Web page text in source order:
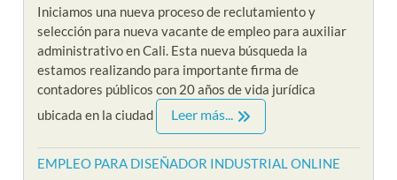
Iniciamos una nueva proceso de reclutamiento y
selección para nueva vacante de empleo para auxiliar
administrativo en Cali. Esta nueva búsqueda la
estamos realizando para importante firma de
contadores públicos con 20 años de vida jurídica
ubicada en la ciudad
Leer más...
EMPLEO PARA DISEÑADOR INDUSTRIAL ONLINE